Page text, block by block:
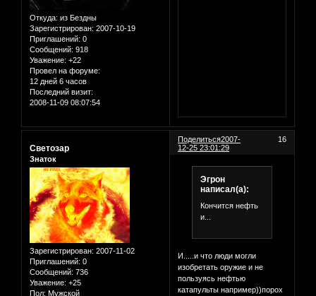
Откуда: из Бездны
Зарегистрирован: 2007-10-19
Приглашений: 0
Сообщений: 918
Уважение: +22
Провел на форуме:
12 дней 6 часов
Последний визит:
2008-11-09 08:07:54
Поделиться 16
2007-
12-25 23:01:29
Светозар
Знаток
Зарегистрирован: 2007-11-02
Приглашений: 0
Сообщений: 736
Уважение: +25
Пол: Мужской
Эгрон
написал(а):
Кончится нефть
и...
И.....и что люди могли
изобретать оружие и не
пользуясь нефтью
катапульты например))порох